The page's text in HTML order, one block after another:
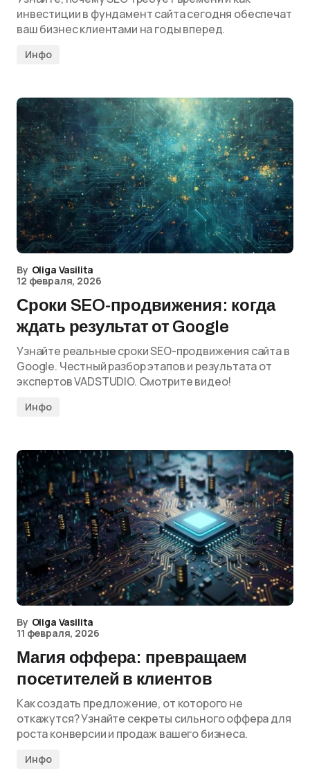
инвестиции в фундамент сайта сегодня обеспечат
ваш бизнес клиентами на годы вперед.
Инфо
By Oliga Vasilita
12 февраля, 2026
Сроки SEO-продвижения: когда
ждать результат от Google
Узнайте реальные сроки SEO-продвижения сайта в
Google. Честный разбор этапов и результата от
экспертов VADSTUDIO. Смотрите видео!
Инфо
By Oliga Vasilita
11 февраля, 2026
Магия оффера: превращаем
посетителей в клиентов
Как создать предложение, от которого не
откажутся? Узнайте секреты сильного оффера для
роста конверсии и продаж вашего бизнеса.
Инфо